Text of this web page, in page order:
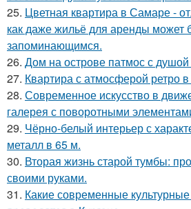
25. Цветная квартира в Самаре -
как даже жильё для аренды может
запоминающимся.
26. Дом на острове патмос с душой
27. Квартира с атмосферой ретро
28. Современное искусство в
галерея с поворотными
29. Чёрно-белый интерьер с
металл в 65 м.
30. Вторая жизнь старой тумбы:
своими руками.
31. Какие современные